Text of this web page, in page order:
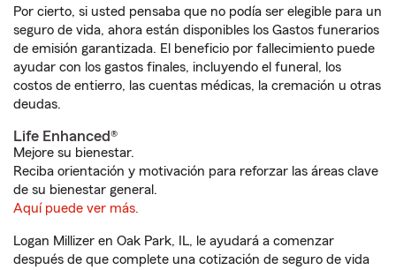
Por cierto, si usted pensaba que no podía ser elegible para un
seguro de vida, ahora están disponibles los Gastos funerarios
de emisión garantizada. El beneficio por fallecimiento puede
ayudar con los gastos finales, incluyendo el funeral, los
costos de entierro, las cuentas médicas, la cremación u otras
deudas.
Life Enhanced®
Mejore su bienestar.
Reciba orientación y motivación para reforzar las áreas clave
de su bienestar general.
Aquí puede ver más.
Logan Millizer en Oak Park, IL, le ayudará a comenzar
después de que complete una cotización de seguro de vida